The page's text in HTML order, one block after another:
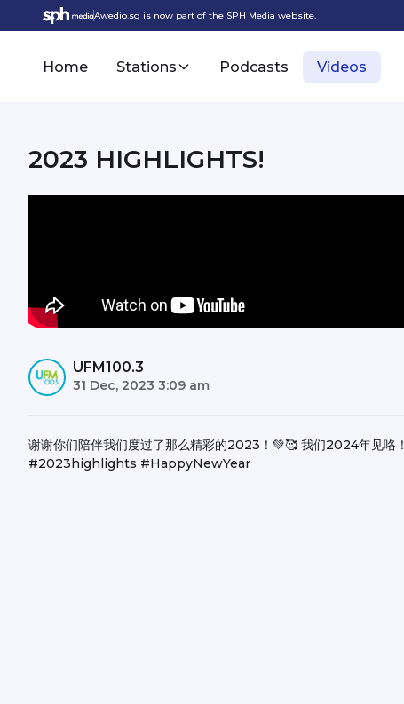
Awedio.sg is now part of the SPH Media website.
Home Stations Podcasts Videos
2023 HIGHLIGHTS!
UFM100.3
31 Dec, 2023 3:09 am
谢谢你们陪伴我们度过了那么精彩的2023！💚🥰 我们2024年
#2023highlights #HappyNewYear